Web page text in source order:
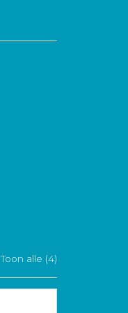
Toon alle (4)